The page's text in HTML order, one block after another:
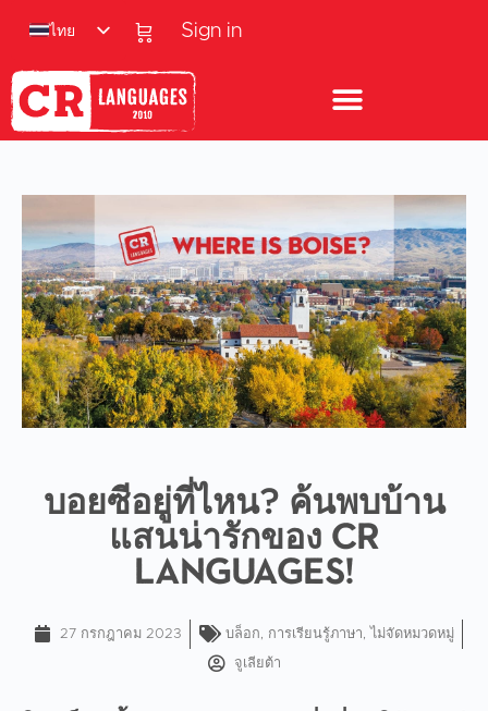
Sign in
ไทย
บอยซีอยู่ที่ไหน? ค้นพบบ้าน
แสนน่ารักของ CR
Languages!
27 กรกฎาคม 2023 บล็อก, การเรียนรู้ภาษา, ไม่จัดหมวดหมู่
จูเลียต้า